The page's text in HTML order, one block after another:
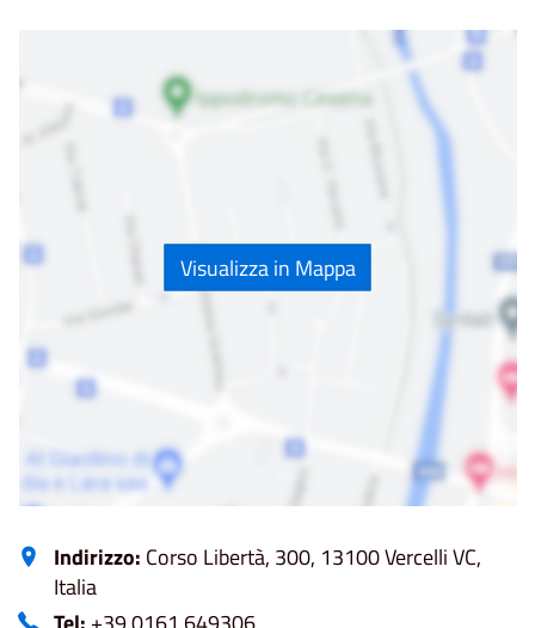
Visualizza in Mappa
Indirizzo: Corso Libertà, 300, 13100 Vercelli VC,
Italia